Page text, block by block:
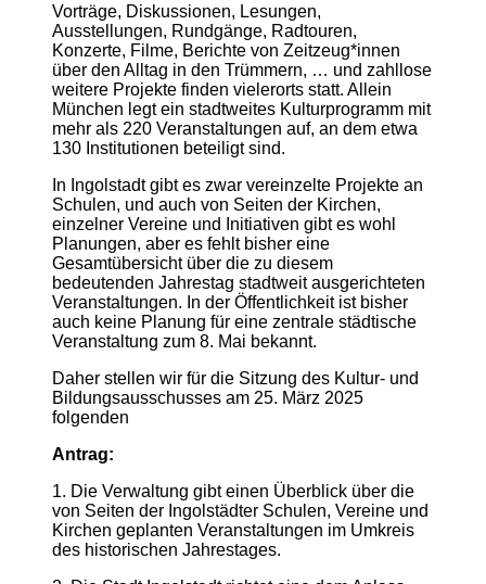
Vorträge, Diskussionen, Lesungen,
Ausstellungen, Rundgänge, Radtouren,
Konzerte, Filme, Berichte von Zeitzeug*innen
über den Alltag in den Trümmern, … und zahllose
weitere Projekte finden vielerorts statt. Allein
München legt ein stadtweites Kulturprogramm mit
mehr als 220 Veranstaltungen auf, an dem etwa
130 Institutionen beteiligt sind.
In Ingolstadt gibt es zwar vereinzelte Projekte an
Schulen, und auch von Seiten der Kirchen,
einzelner Vereine und Initiativen gibt es wohl
Planungen, aber es fehlt bisher eine
Gesamtübersicht über die zu diesem
bedeutenden Jahrestag stadtweit ausgerichteten
Veranstaltungen. In der Öffentlichkeit ist bisher
auch keine Planung für eine zentrale städtische
Veranstaltung zum 8. Mai bekannt.
Daher stellen wir für die Sitzung des Kultur- und
Bildungsausschusses am 25. März 2025
folgenden
Antrag:
1. Die Verwaltung gibt einen Überblick über die
von Seiten der Ingolstädter Schulen, Vereine und
Kirchen geplanten Veranstaltungen im Umkreis
des historischen Jahrestages.